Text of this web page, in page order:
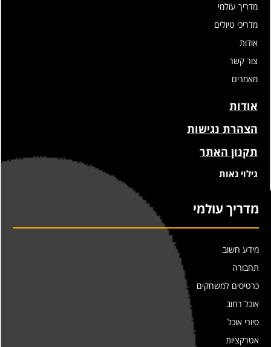
מדריך עולמי
מדריכי טיולים
אודות
צור קשר
מאמרים
אודות
הצהרת נגישות
תקנון האתר
גילוי נאות
מדריך עולמי
מידע חשוב
תחבורה
כרטיסים למשחקים
אוכל רחוב
סיורי אוכל
אטרקציות